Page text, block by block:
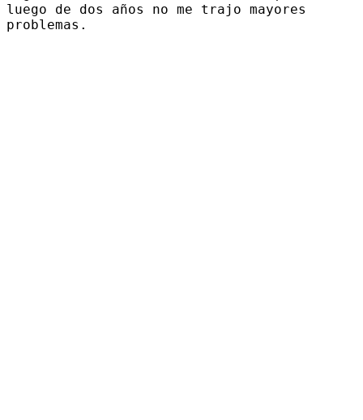
luego de dos años no me trajo mayores
problemas.